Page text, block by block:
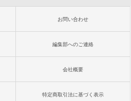
お問い合わせ
編集部へのご連絡
会社概要
特定商取引法に基づく表示